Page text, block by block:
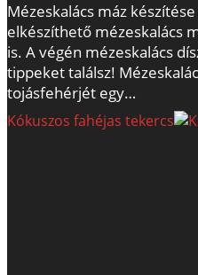
Mézeskalács máz
elkészíthető mézeskalács
is. A végén mézeskalács
tippeket találsz!
tojásfehérjét egy…
Kókuszos fahéjas tekercs